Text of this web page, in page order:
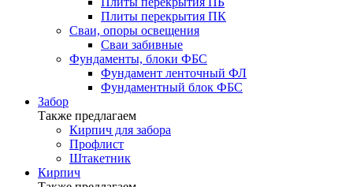
Плиты перекрытия ПК
Сваи, опоры освещения
Сваи забивные
Фундаменты, блоки ФБС
Фундамент ленточный ФЛ
Фундаментный блок ФБС
Забор
Также предлагаем
Кирпич для забора
Профлист
Штакетник
Кирпич